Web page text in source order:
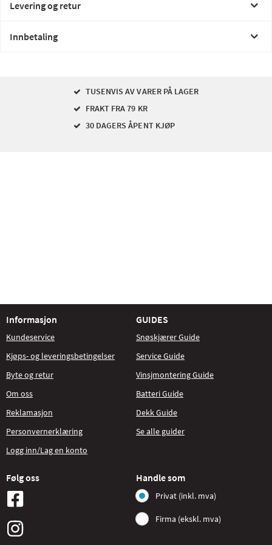
Levering og retur
Innbetaling
TUSENVIS AV VARER PÅ LAGER
FRAKT FRA 79 KR
30 DAGERS ÅPENT KJØP
Informasjon
Kundeservice
Kjøps- og leveringsbetingelser
Byte og retur
Om oss
Reklamasjon
Personvernerklæring
Logg inn/Lag en konto
GUIDES
Snøskjærer Guide
Service Guide
Vinsjmontering Guide
Batteri Guide
Dekk Guide
Se alle guider
Følg oss Handle som
Privat (inkl. mva)
Firma (ekskl. mva)